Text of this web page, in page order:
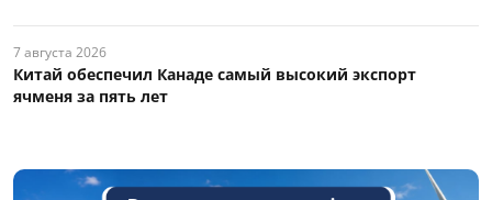
7 августа 2026
Китай обеспечил Канаде самый высокий экспорт
ячменя за пять лет